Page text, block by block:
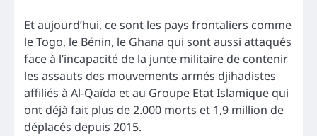
Et aujourd’hui, ce sont les pays frontaliers comme
le Togo, le Bénin, le Ghana qui sont aussi attaqués
face à l’incapacité de la junte militaire de contenir
les assauts des mouvements armés djihadistes
affiliés à Al-Qaïda et au Groupe Etat Islamique qui
ont déjà fait plus de 2.000 morts et 1,9 million de
déplacés depuis 2015.